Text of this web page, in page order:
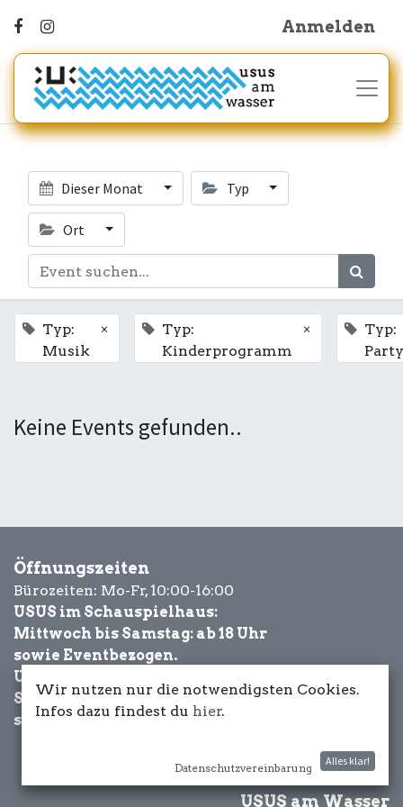
Anmelden
Dieser Monat Typ
Ort
Typ:
Musik
×
Typ:
Kinderprogramm
×
Typ:
Party
Keine Events gefunden..
Öffnungszeiten
Bürozeiten: Mo-Fr, 10:00-16:00
USUS im Schauspielhaus:
Mittwoch bis Samstag: ab 18 Uhr
sowie Eventbezogen.
USUS am Wasser:
Schönwetter-
sowie Eventbezogen.
USUS am Wasser
Wir nutzen nur die notwendigsten Cookies.
Infos dazu findest du hier.
Datenschutzvereinbarung
Alles klar!